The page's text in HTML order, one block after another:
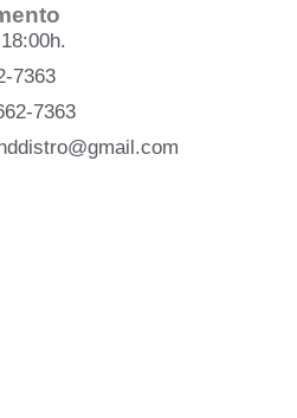
7363
7363